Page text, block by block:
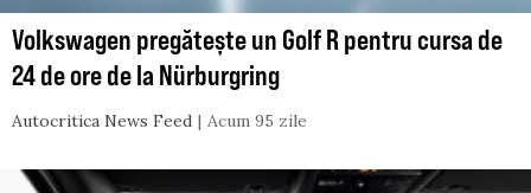
Volkswagen pregătește un Golf R pentru cursa de
24 de ore de la Nürburgring
Autocritica News Feed Acum 95 zile